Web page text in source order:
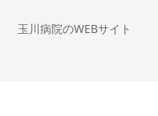
玉川病院のWEBサイト